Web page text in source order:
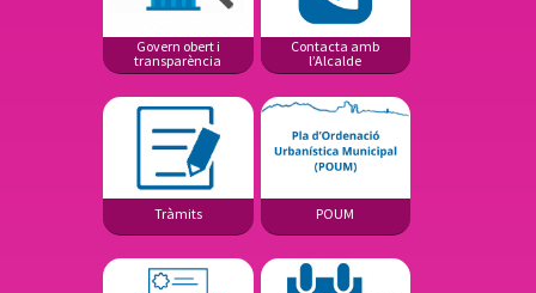
Govern obert i
transparència
Contacta amb
l’Alcalde
Tràmits POUM